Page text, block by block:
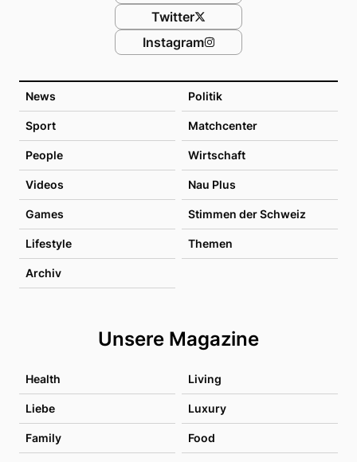
News Politik
Sport Matchcenter
People Wirtschaft
Videos Nau Plus
Games Stimmen der Schweiz
Lifestyle Themen
Archiv
Unsere Magazine
Health Living
Liebe Luxury
Family Food
Twitter
Instagram